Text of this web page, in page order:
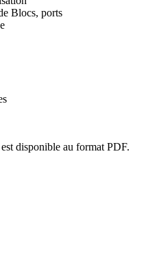
Blocs, ports
disponible au format PDF.